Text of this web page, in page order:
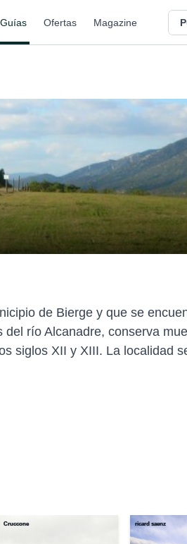
Guías Ofertas Magazine
de Bierge y que se
río Alcanadre, conserva
siglos XII y XIII. La localidad
Cruccone ricard saenz